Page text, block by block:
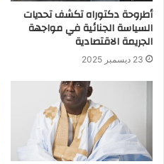
أطروحة دكتوراه تكشف تحديات
السياسة الجنائية في مواجهة
الجريمة الاقتصادية
23 ديسمبر 2025